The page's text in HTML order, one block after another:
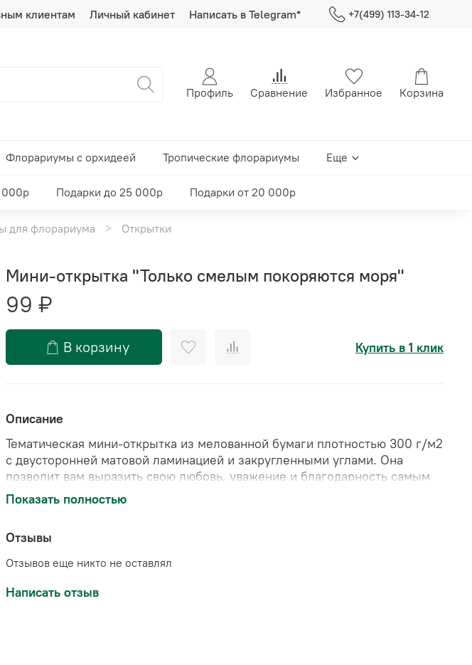
клиентам Личный кабинет Написать в Telegram* +7(499) 113-34-12
Профиль Сравнение Избранное Корзина
Флорариумы с орхидеей Тропические флорариумы Еще
000р Подарки до 25 000р Подарки от 20 000р
для флорариума Открытки
Мини-открытка "Только смелым покоряются моря"
99 ₽
В корзину Купить в 1 клик
Описание
Тематическая мини-открытка из мелованной бумаги плотностью 300 г/м2
с двусторонней матовой ламинацией и закругленными углами. Она
позволит вам выразить свою любовь, уважение и благодарность самым
особенным людям в вашей жизни.
Показать полностью
Отзывы
Отзывов еще никто не оставлял
Написать отзыв